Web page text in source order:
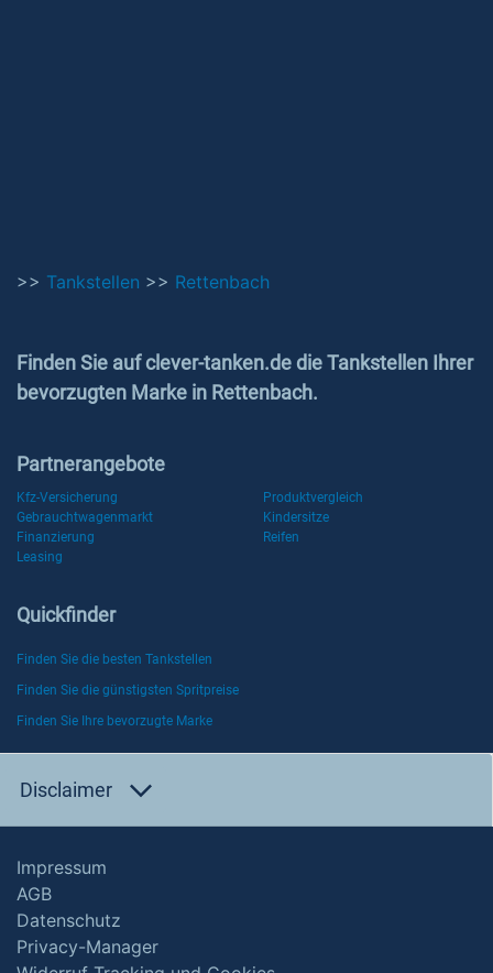
>> Tankstellen >> Rettenbach
Finden Sie auf clever-tanken.de die Tankstellen Ihrer
bevorzugten Marke in Rettenbach.
Partnerangebote
Kfz-Versicherung
Produktvergleich
Gebrauchtwagenmarkt
Kindersitze
Finanzierung
Reifen
Leasing
Quickfinder
Finden Sie die besten Tankstellen
Finden Sie die günstigsten Spritpreise
Finden Sie Ihre bevorzugte Marke
Disclaimer
Impressum
AGB
Datenschutz
Privacy-Manager